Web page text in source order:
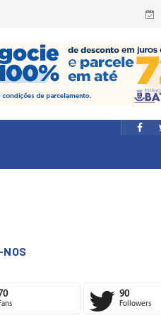
90
Followers